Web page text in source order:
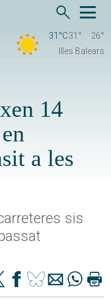
31°C31°
26°
Illes Balears
14
a les
sis